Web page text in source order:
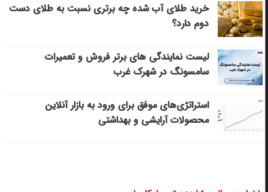
خرید طلای آب شده چه برتری نسبت به طلای دست
دوم دارد؟
لیست نمایندگی های برتر فروش و تعمیرات
سامسونگ در شهرک غرب
استراتژی‌های موفق برای ورود به بازار آنلاین
محصولات آرایشی و بهداشتی